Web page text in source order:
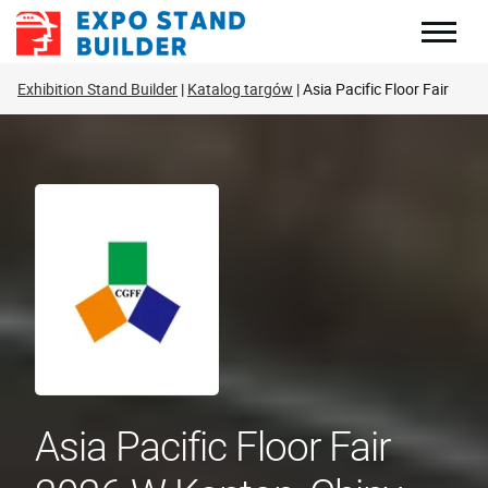
Skip
Exhibition Stand Builder Katalog targów Asia Pacific Floor Fair
Asia Pacific Floor Fair